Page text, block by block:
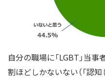
自分の職場に「LGBT」当
割ほどしかないない（「認